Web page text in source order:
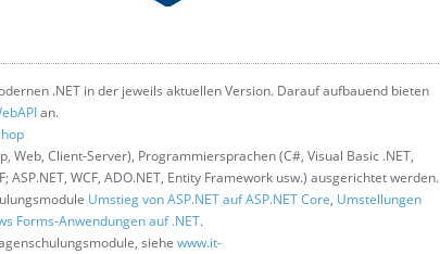
.NET in der jeweils aktuellen Version. Darauf aufbauend bieten
an.
Client-Server), Programmiersprachen (C#, Visual Basic .NET,
WCF, ADO.NET, Entity Framework usw.) ausgerichtet werden.
Umstieg von ASP.NET auf ASP.NET Core, Umstellungen
Forms-Anwendungen auf .NET.
siehe www.it-